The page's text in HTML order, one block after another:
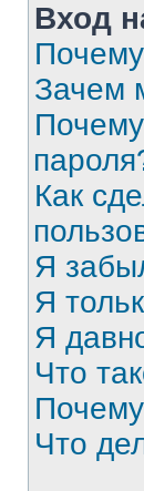
Вход
Зачем
Как
Я
Я
Я
Что
Что